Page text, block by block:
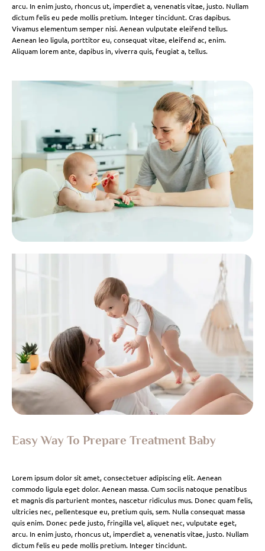
arcu. In enim justo, rhoncus ut, imperdiet a, venenatis vitae, justo. Nullam
dictum felis eu pede mollis pretium. Integer tincidunt. Cras dapibus.
Vivamus elementum semper nisi. Aenean vulputate eleifend tellus.
Aenean leo ligula, porttitor eu, consequat vitae, eleifend ac, enim.
Aliquam lorem ante, dapibus in, viverra quis, feugiat a, tellus.
Easy Way To Prepare Treatment Baby
Lorem ipsum dolor sit amet, consectetuer adipiscing elit. Aenean
commodo ligula eget dolor. Aenean massa. Cum sociis natoque penatibus
et magnis dis parturient montes, nascetur ridiculus mus. Donec quam felis,
ultricies nec, pellentesque eu, pretium quis, sem. Nulla consequat massa
quis enim. Donec pede justo, fringilla vel, aliquet nec, vulputate eget,
arcu. In enim justo, rhoncus ut, imperdiet a, venenatis vitae, justo. Nullam
dictum felis eu pede mollis pretium. Integer tincidunt.